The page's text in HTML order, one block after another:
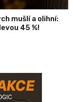
mušlí a olihní:
45 %!